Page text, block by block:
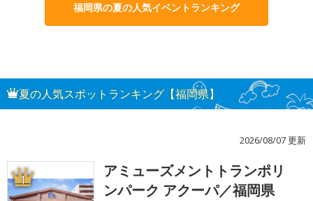
福岡県の夏の人気イベントランキング
夏の人気スポットランキング【福岡県】
2026/08/07 更新
1
アミューズメントトランポリ
ンパーク アクーパ／福岡県